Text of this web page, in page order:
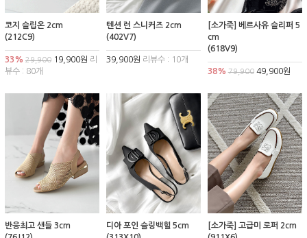
코지 슬립온 2cm
(212C9)
33% 29,900 19,900원 리
뷰수 : 80개
텐션 런 스니커즈 2cm
(402V7)
39,900원 리뷰수 : 10개
[소가죽] 베르사유 슬리퍼 5
cm
(618V9)
38% 79,90049,900원
반응최고 샌들 3cm
디아 포인 슬링백힐 5cm
[소가죽] 고급미 로퍼 2cm